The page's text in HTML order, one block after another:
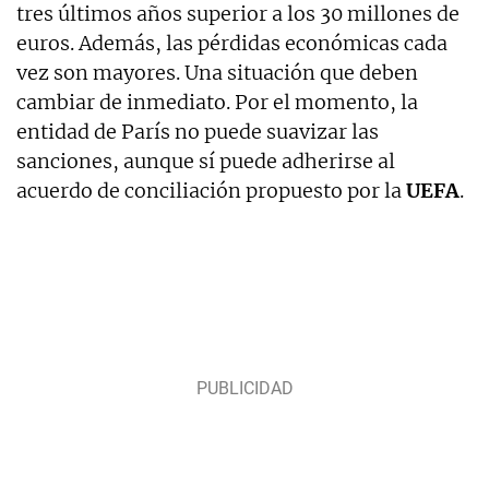
tres últimos años superior a los 30 millones de
euros. Además, las pérdidas económicas cada
vez son mayores. Una situación que deben
cambiar de inmediato. Por el momento, la
entidad de París no puede suavizar las
sanciones, aunque sí puede adherirse al
acuerdo de conciliación propuesto por laUEFA.